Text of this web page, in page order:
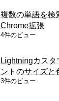
複数の単語を検
Chrome拡張
4件のビュー
Lightningカスタ
ントのサイズと
3件のビュー